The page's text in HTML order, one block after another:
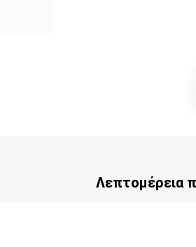
Λεπτομέρεια